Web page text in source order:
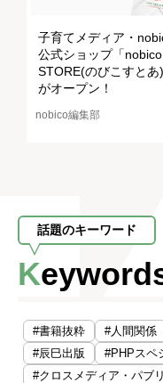
子育てメディア・
公式ショップ「nobico
STORE(のびこすとあ)
がオープン！
nobico編集部
話題のキーワード
#書籍抜粋 #人間関係
#辰巳出版
#PHPスペ
#クロスメディア・パブ